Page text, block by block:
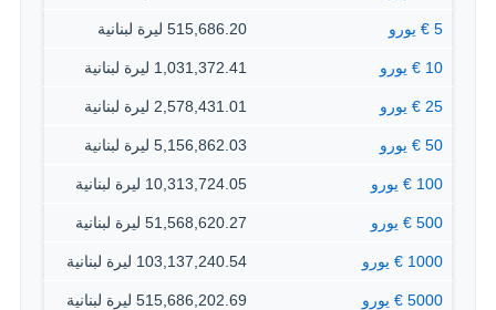
5 € يورو 515,686.20 ليرة لبنانية
10 € يورو 1,031,372.41 ليرة لبنانية
25 € يورو 2,578,431.01 ليرة لبنانية
50 € يورو 5,156,862.03 ليرة لبنانية
100 € يورو 10,313,724.05 ليرة لبنانية
500 € يورو 51,568,620.27 ليرة لبنانية
1000 € يورو 103,137,240.54 ليرة لبنانية
5000 € يورو 515,686,202.69 ليرة لبنانية